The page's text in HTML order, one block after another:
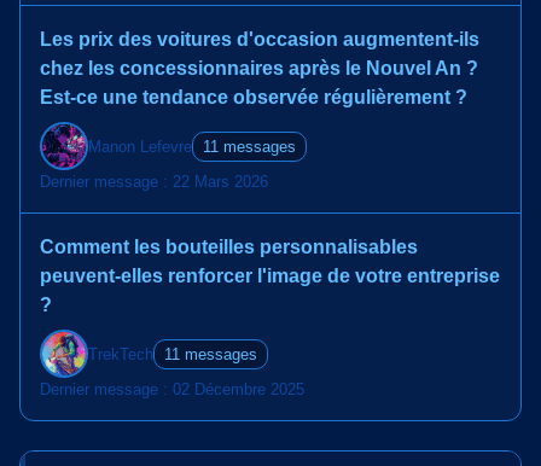
Les prix des voitures d'occasion augmentent-ils
chez les concessionnaires après le Nouvel An ?
Est-ce une tendance observée régulièrement ?
Manon Lefevre
11 messages
Dernier message : 22 Mars 2026
Comment les bouteilles personnalisables
peuvent-elles renforcer l'image de votre entreprise
?
TrekTech
11 messages
Dernier message : 02 Décembre 2025